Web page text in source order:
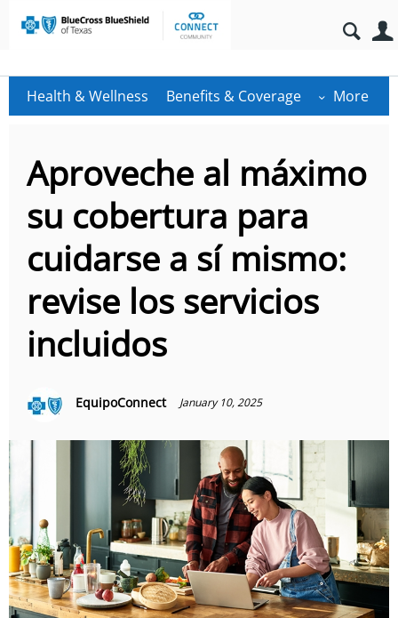
Health & Wellness Benefits & Coverage More
Aproveche al máximo
su cobertura para
cuidarse a sí mismo:
revise los servicios
incluidos
EquipoConnect January 10, 2025